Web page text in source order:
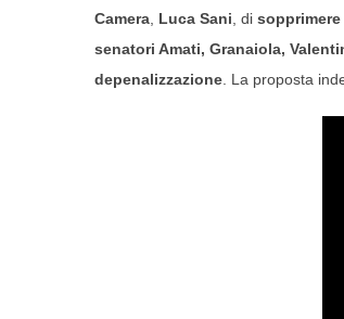
Camera Luca Sani , di
senatori Amati, Granaiola,
depenalizzazione . La proposta